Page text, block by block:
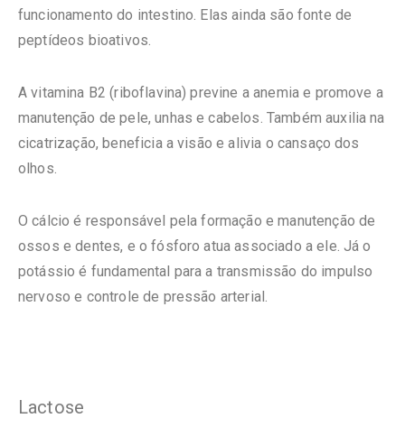
funcionamento do intestino. Elas ainda são fonte de
peptídeos bioativos.
A vitamina B2 (riboflavina) previne a anemia e promove a
manutenção de pele, unhas e cabelos. Também auxilia na
cicatrização, beneficia a visão e alivia o cansaço dos
olhos.
O cálcio é responsável pela formação e manutenção de
ossos e dentes, e o fósforo atua associado a ele. Já o
potássio é fundamental para a transmissão do impulso
nervoso e controle de pressão arterial.
Lactose